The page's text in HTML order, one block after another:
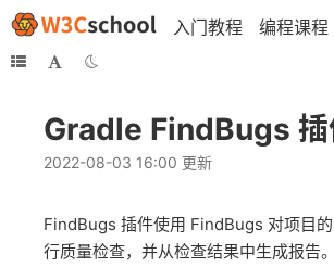
入门教程 编程课程
Gradle FindBugs 插
2022-08-03 16:00 更新
FindBugs 插件使用 FindBugs 对项目
行质量检查，并从检查结果中生成报告。